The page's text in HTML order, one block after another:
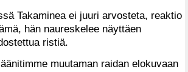
Takaminea ei juuri arvosteta, reaktio
hän naureskelee näyttäen
ristiä.
muutaman raidan elokuvaan